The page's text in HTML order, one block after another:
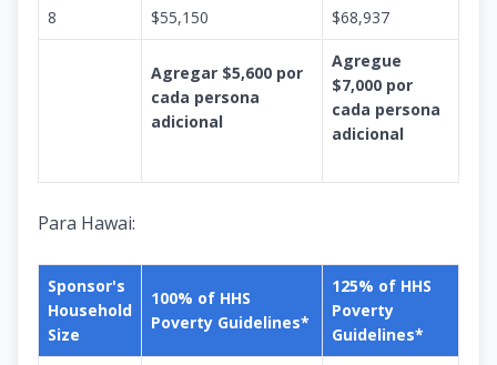
8 $55,150 $68,937
Agregar $5,600 por
cada persona
adicional
Agregue
$7,000 por
cada persona
adicional
Para Hawai:
Sponsor's
Household
Size
100% of HHS
Poverty Guidelines*
125% of HHS
Poverty
Guidelines*